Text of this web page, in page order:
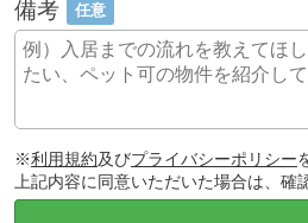
備考 任意
※利用規約及びプライバシーポリシー
上記内容に同意いただいた場合は、確